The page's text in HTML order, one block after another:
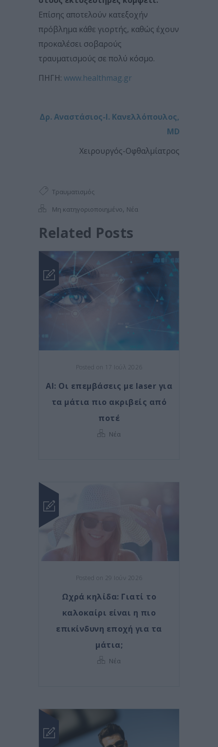
Επίσης αποτελούν κατεξοχήν
πρόβλημα κάθε γιορτής, καθώς έχουν
προκαλέσει σοβαρούς
τραυματισμούς σε πολύ κόσμο.
ΠΗΓΗ: www.healthmag.gr
Δρ. Αναστάσιος-Ι. Κανελλόπουλος,
MD
Χειρουργός-Οφθαλμίατρος
Τραυματισμός
Μη κατηγοριοποιημένο, Νέα
Related Posts
Posted on 17 Ιούλ 2026
AI: Οι επεμβάσεις με laser για
τα μάτια πιο ακριβείς από
ποτέ
Νέα
Posted on 29 Ιούν 2026
Ωχρά κηλίδα: Γιατί το
καλοκαίρι είναι η πιο
επικίνδυνη εποχή για τα
μάτια;
Νέα